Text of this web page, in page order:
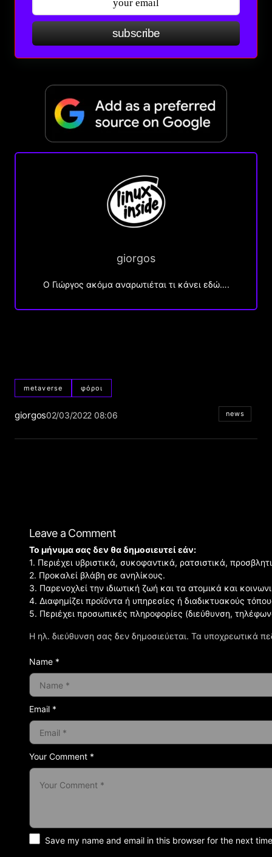
subscribe
giorgos
Ο Γιώργος ακόμα αναρωτιέται τι κάνει εδώ….
metaverse φόροι
giorgos02/03/2022 08:06 news
Leave a Comment
Η ηλ. διεύθυνση σας δεν δημοσιεύεται. Τα υποχρεωτικά
Your Comment *
Το μήνυμα σας δεν θα δημοσιευτεί εάν:
1. Περιέχει υβριστικά, συκοφαντικά, ρατσιστικά,
2. Προκαλεί βλάβη σε ανηλίκους.
3. Παρενοχλεί την ιδιωτική ζωή και τα ατομικά και
4. Διαφημίζει προϊόντα ή υπηρεσίες ή διαδικτυακούς
5. Περιέχει προσωπικές πληροφορίες (διεύθυνση,
Name *
Email *
Save my name and email in this browser for the next